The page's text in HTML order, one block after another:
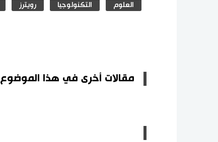
العلوم التكنولوجيا رويترز
مقالات أخرى في هذا الموضوع